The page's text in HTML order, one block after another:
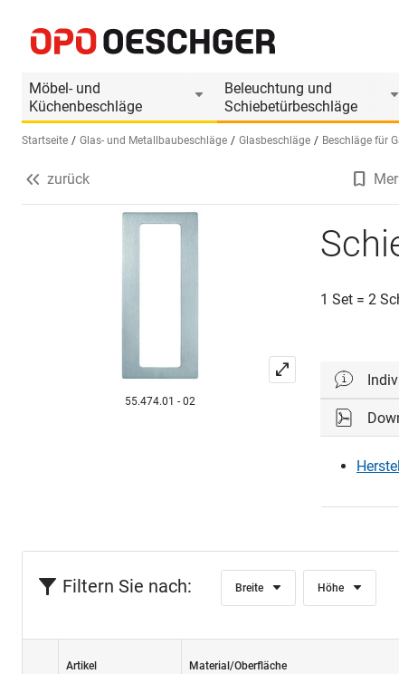
Möbel- und
Küchenbeschläge
Beleuchtung und
Schiebetürbeschläge
Sprache wählen (DE)
Startseite Glas- und Metallbaubeschläge Glasbeschläge Beschläge für
Produktinformationen
Passendes Zubehör
zurück
55.474.01 - 02
1 Set = 2
Auf
Filtern Sie nach: Breite Höhe
Artikel Material/Oberfläche